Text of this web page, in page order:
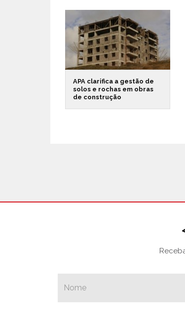
APA clarifica a gestão de
solos e rochas em obras
de construção